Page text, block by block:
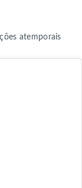
atemporais